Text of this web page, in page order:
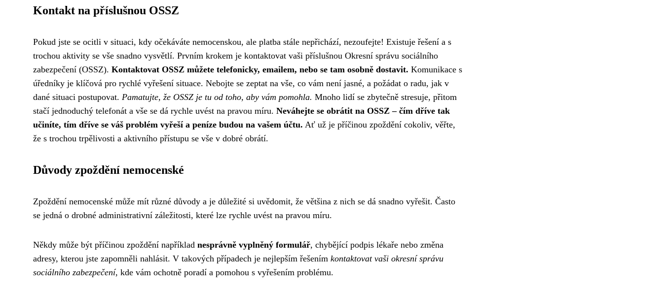
Kontakt na příslušnou OSSZ
Pokud jste se ocitli v situaci, kdy očekáváte nemocenskou, ale platba stále nepřichází, nezoufejte! Existuje řešení a s
trochou aktivity se vše snadno vysvětlí. Prvním krokem je kontaktovat vaši příslušnou Okresní správu sociálního
zabezpečení (OSSZ). Kontaktovat OSSZ můžete telefonicky, emailem, nebo se tam osobně dostavit. Komunikace s
úředníky je klíčová pro rychlé vyřešení situace. Nebojte se zeptat na vše, co vám není jasné, a požádat o radu, jak v
dané situaci postupovat. Pamatujte, že OSSZ je tu od toho, aby vám pomohla. Mnoho lidí se zbytečně stresuje, přitom
stačí jednoduchý telefonát a vše se dá rychle uvést na pravou míru. Neváhejte se obrátit na OSSZ – čím dříve tak
učiníte, tím dříve se váš problém vyřeší a peníze budou na vašem účtu. Ať už je příčinou zpoždění cokoliv, věřte,
že s trochou trpělivosti a aktivního přístupu se vše v dobré obrátí.
Důvody zpoždění nemocenské
Zpoždění nemocenské může mít různé důvody a je důležité si uvědomit, že většina z nich se dá snadno vyřešit. Často
se jedná o drobné administrativní záležitosti, které lze rychle uvést na pravou míru.
Někdy může být příčinou zpoždění například nesprávně vyplněný formulář, chybějící podpis lékaře nebo změna
adresy, kterou jste zapomněli nahlásit. V takových případech je nejlepším řešením kontaktovat vaši okresní správu
sociálního zabezpečení, kde vám ochotně poradí a pomohou s vyřešením problému.